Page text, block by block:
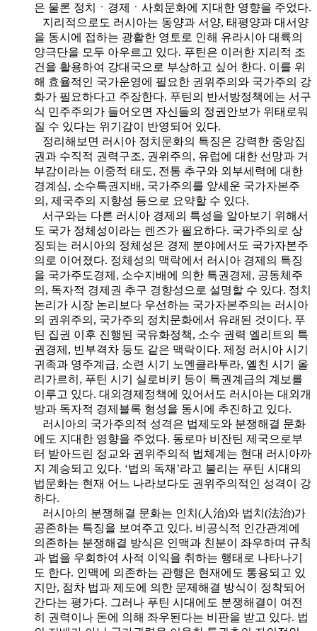
은 물론 정치ㆍ경제ㆍ사회문화에 지대한 영향을 주었다.
지리적으로도 러시아는 동양과 서양, 태평양과 대서양
을 동시에 접하는 광활한 영토로 인해 유라시아 대륙의
양극단을 모두 아우르고 있다. 푸틴은 이러한 지리적 조
건을 활용하여 강대국으로 부상하고 싶어 한다. 이를 위
해 효율적인 국가운영에 필요한 권위주의와 국가주의 강
화가 필요하다고 주장한다. 푸틴의 반서방정책에는 서구
식 민주주의가 들어오면 자신들의 정권안보가 위태로워
질 수 있다는 위기감이 반영되어 있다.
정리해보면 러시아 정치문화의 특징은 강력한 중앙집
권과 수직적 권력구조, 권위주의, 유럽에 대한 선망과 거
부감이라는 이중적 태도, 전통 추구와 외부세력에 대한
경계심, 소수특권지배, 국가주의를 앞세운 국가자본주
의, 제국주의 지향성 등으로 요약할 수 있다.
서구와는 다른 러시아 경제의 특성을 알아보기 위해서
도 국가 정체성이라는 렌즈가 필요하다. 국가주의로 상
징되는 러시아의 정체성은 경제 분야에서도 국가자본주
의로 이어졌다. 정체성의 맥락에서 러시아 경제의 특징
을 국가주도경제, 소수지배에 의한 특권경제, 공동체주
의, 독자적 경제권 추구 경향성으로 설명할 수 있다. 정치
논리가 시장 논리보다 우선하는 국가자본주의는 러시아
의 권위주의, 국가주의 정치문화에서 유래된 것이다. 푸
틴 집권 이후 진행된 국유화정책, 소수 권력 엘리트의 특
권경제, 빈부격차 등도 같은 맥락이다. 제정 러시아 시기
귀족과 영주계급, 소련 시기 노멘클라투라, 옐친 시기 올
리가르히, 푸틴 시기 실로비키 등이 특권계급의 계보를
이루고 있다. 대외경제정책에 있어서도 러시아는 대외개
방과 독자적 경제블록 형성을 동시에 추진하고 있다.
러시아의 국가주의적 성격은 법제도와 분쟁해결 문화
에도 지대한 영향을 주었다. 동로마 비잔틴 제국으로부
터 받아드린 정교와 권위주의적 법체계는 현대 러시아까
지 계승되고 있다. ‘법의 독재’라고 불리는 푸틴 시대의
법문화는 현재 어느 나라보다도 권위주의적인 성격이 강
하다.
러시아의 분쟁해결 문화는 인치(人治)와 법치(法治)가
공존하는 특징을 보여주고 있다. 비공식적 인간관계에
의존하는 분쟁해결 방식은 인맥과 친분이 좌우하며 규칙
과 법을 우회하여 사적 이익을 취하는 행태로 나타나기
도 한다. 인맥에 의존하는 관행은 현재에도 통용되고 있
지만, 점차 법과 제도에 의한 문제해결 방식이 정착되어
간다는 평가다. 그러나 푸틴 시대에도 분쟁해결이 여전
히 권력이나 돈에 의해 좌우된다는 비판을 받고 있다. 법